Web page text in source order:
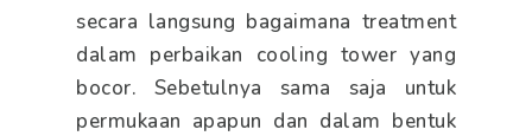
secara langsung bagaimana treatment
dalam perbaikan cooling tower yang
bocor. Sebetulnya sama saja untuk
permukaan apapun dan dalam bentuk